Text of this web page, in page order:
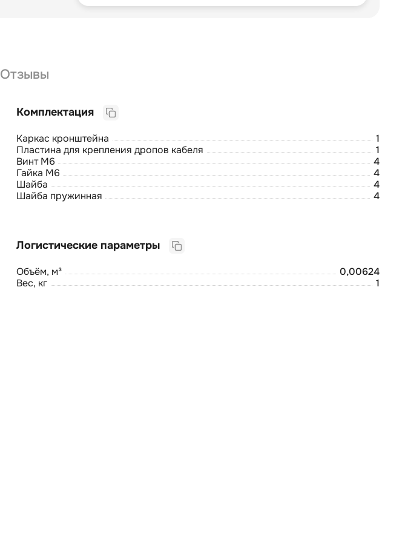
Отзывы
Каркас кронштейна
1
Пластина для крепления дропов кабеля
1
Винт М6
4
Гайка М6
4
Шайба
4
Шайба пружинная
4
Объём, м³
0,00624
Вес, кг
1